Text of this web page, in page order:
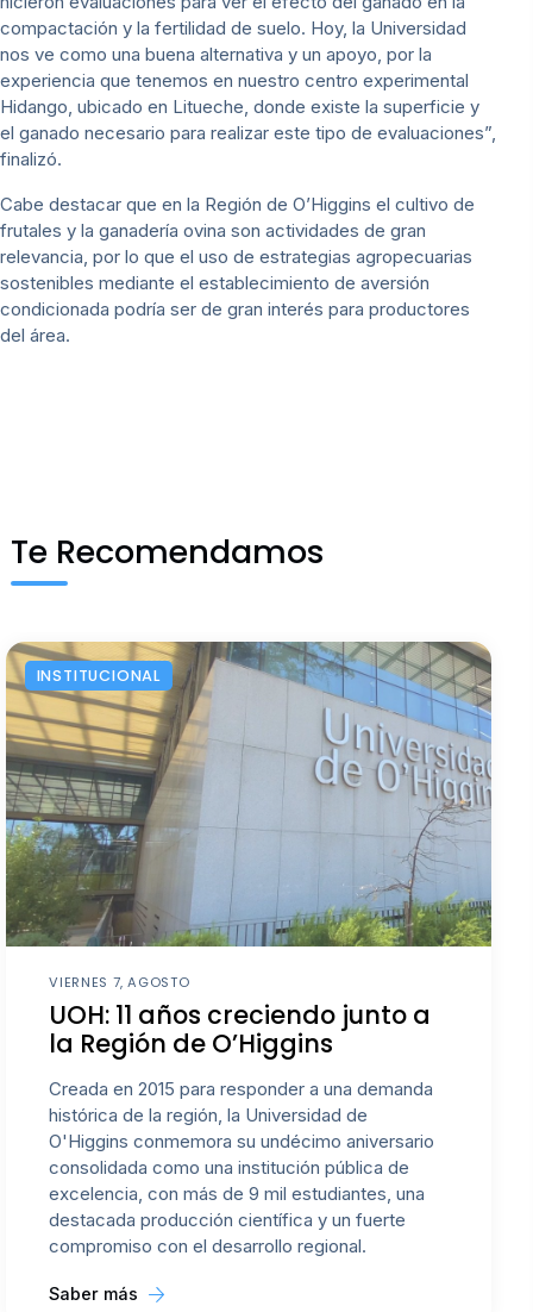
compactación y la fertilidad de suelo. Hoy, la Universidad
nos ve como una buena alternativa y un apoyo, por la
experiencia que tenemos en nuestro centro experimental
Hidango, ubicado en Litueche, donde existe la superficie y
el ganado necesario para realizar este tipo de evaluaciones”,
finalizó.
Cabe destacar que en la Región de O’Higgins el cultivo de
frutales y la ganadería ovina son actividades de gran
relevancia, por lo que el uso de estrategias agropecuarias
sostenibles mediante el establecimiento de aversión
condicionada podría ser de gran interés para productores
del área.
Te Recomendamos
INSTITUCIONAL
VIERNES 7, AGOSTO
UOH: 11 años creciendo junto a
la Región de O’Higgins
Creada en 2015 para responder a una demanda
histórica de la región, la Universidad de
O'Higgins conmemora su undécimo aniversario
consolidada como una institución pública de
excelencia, con más de 9 mil estudiantes, una
destacada producción científica y un fuerte
compromiso con el desarrollo regional.
Saber más